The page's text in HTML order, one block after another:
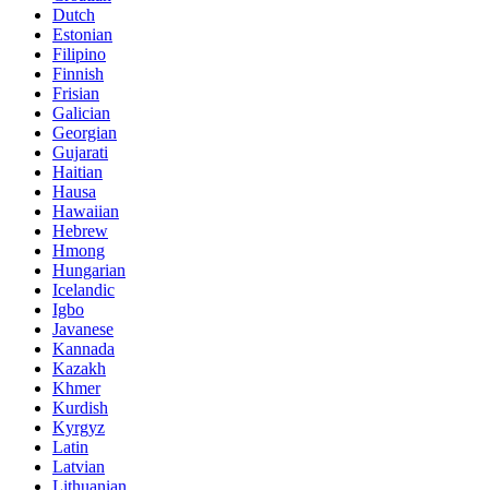
Dutch
Estonian
Filipino
Finnish
Frisian
Galician
Georgian
Gujarati
Haitian
Hausa
Hawaiian
Hebrew
Hmong
Hungarian
Icelandic
Igbo
Javanese
Kannada
Kazakh
Khmer
Kurdish
Kyrgyz
Latin
Latvian